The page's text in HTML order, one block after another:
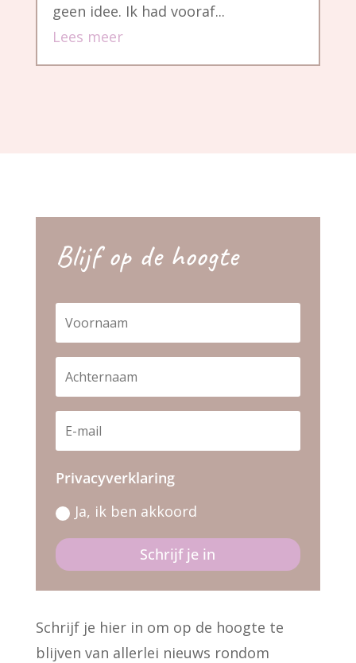
geen idee. Ik had vooraf...
Lees meer
Blijf op de hoogte
Privacyverklaring
Ja, ik ben akkoord
Schrijf je in
Schrijf je hier in om op de hoogte te
blijven van allerlei nieuws rondom